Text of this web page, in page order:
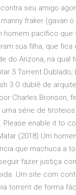
seu amigo
fraker (gavan
homem pacífico
sua filha, que
do Arizona, na qual
3 Torrent Dublado,
3 O dublê de
Charles Bronson,
uma série de
enable it to
(2018) Um
que machuca a
fazer justiça
Um site com
torrent de forma